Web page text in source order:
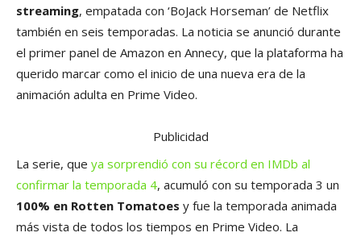
streaming, empatada con ‘BoJack Horseman’ de Netflix
también en seis temporadas. La noticia se anunció durante
el primer panel de Amazon en Annecy, que la plataforma ha
querido marcar como el inicio de una nueva era de la
animación adulta en Prime Video.
Publicidad
La serie, que ya sorprendió con su récord en IMDb al
confirmar la temporada 4, acumuló con su temporada 3 un
100% en Rotten Tomatoes y fue la temporada animada
más vista de todos los tiempos en Prime Video. La